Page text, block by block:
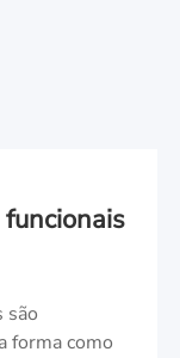
são
forma como